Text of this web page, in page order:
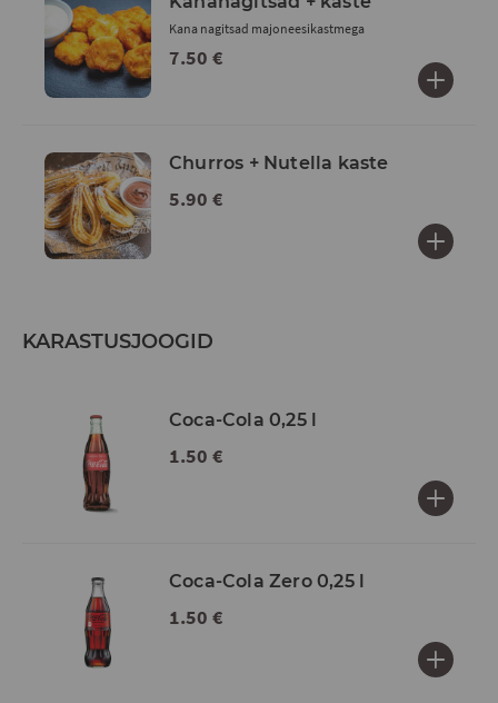
7.50 €
Kana nagitsad majoneesikastmega
Churros + Nutella kaste
5.90 €
KARASTUSJOOGID
Coca-Cola 0,25 l
1.50 €
Coca-Cola Zero 0,25 l
1.50 €